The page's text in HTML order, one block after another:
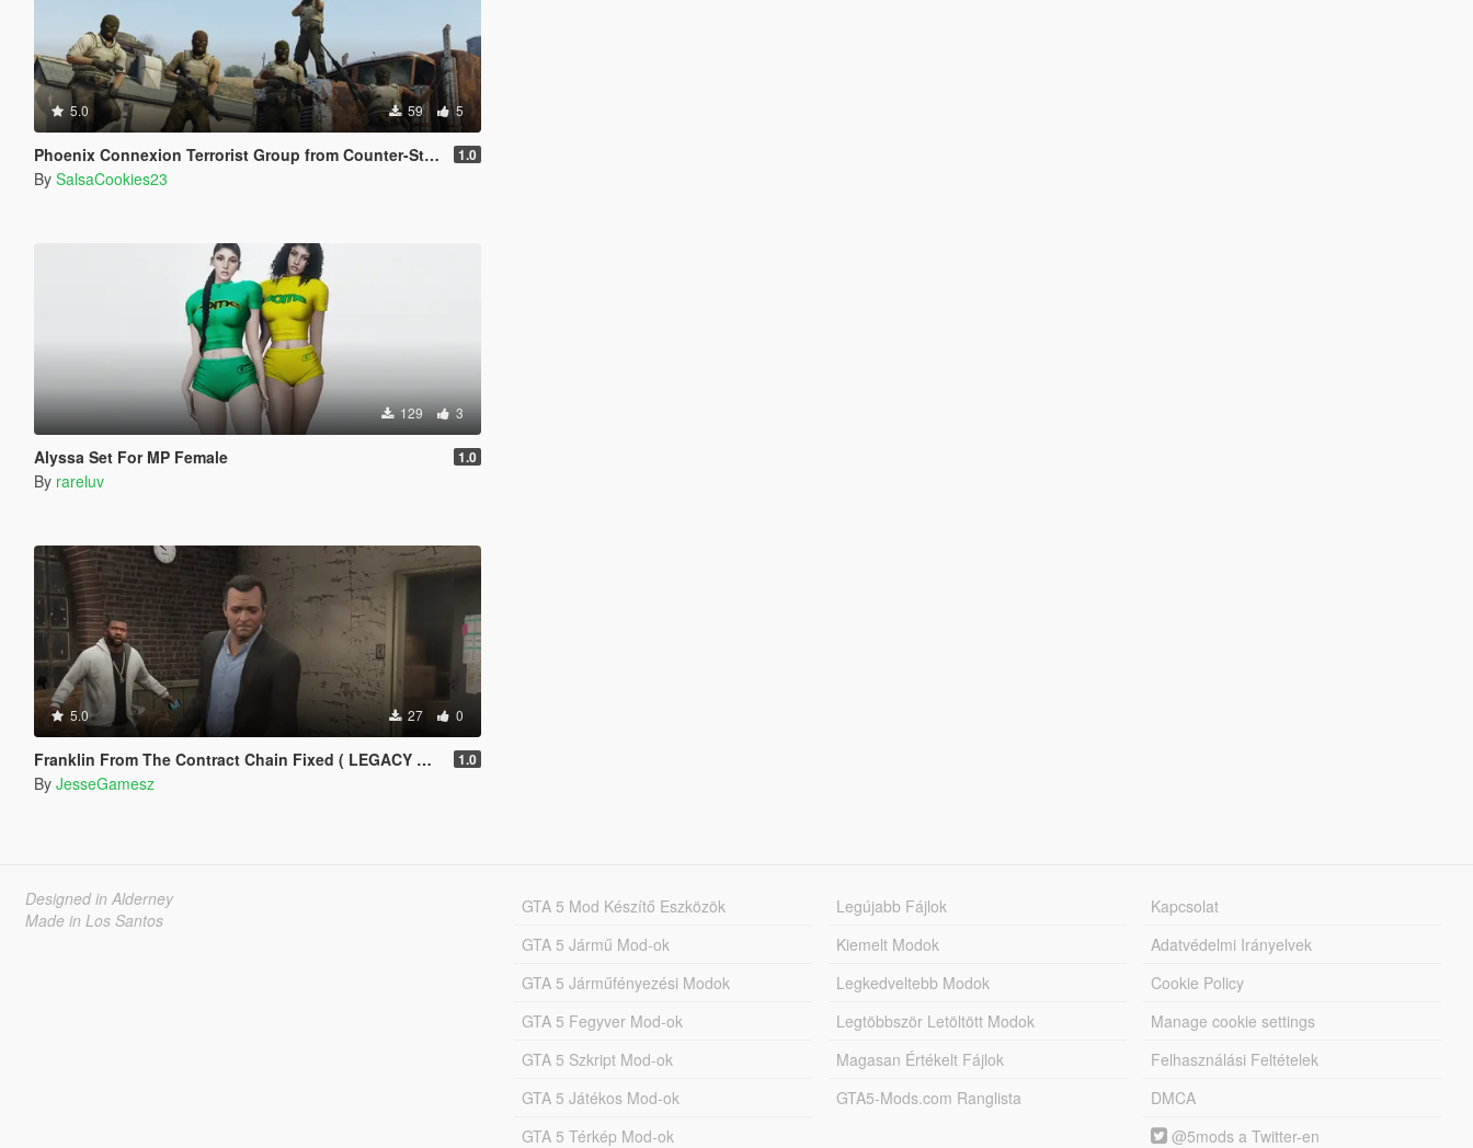
5.0 59 5
Phoenix Connexion Terrorist Group from Counter-Strike: Global Offensive (Shattered Web + Broken Fang skins included) 1.0
By SalsaCookies23
129 3
Alyssa Set For MP Female 1.0
By rareluv
5.0 27 0
Franklin From The Contract Chain Fixed ( LEGACY ONLY ) 1.0
By JesseGamesz
Designed in Alderney
Made in Los Santos
GTA 5 Mod Készítő Eszközök
GTA 5 Jármű Mod-ok
GTA 5 Járműfényezési Modok
GTA 5 Fegyver Mod-ok
GTA 5 Szkript Mod-ok
GTA 5 Játékos Mod-ok
GTA 5 Térkép Mod-ok
Legújabb Fájlok
Kiemelt Modok
Legkedveltebb Modok
Legtöbbször Letöltött Modok
Magasan Értékelt Fájlok
GTA5-Mods.com Ranglista
Kapcsolat
Adatvédelmi Irányelvek
Cookie Policy
Manage cookie settings
Felhasználási Feltételek
DMCA
@5mods a Twitter-en